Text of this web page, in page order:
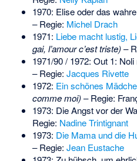
1970: Elise oder das
– Regie: Michel Drach
1971: Liebe macht lustig,
gai, l’amour c’est triste)–
1971/90 / 1972: Out 1: Noli
– Regie: Jacques Rivette
1972: Ein schönes
comme moi)– Regie:
1973: Die Angst vor der
Regie: Nadine Trintignant
1973: Die Mama und die
– Regie: Jean Eustache